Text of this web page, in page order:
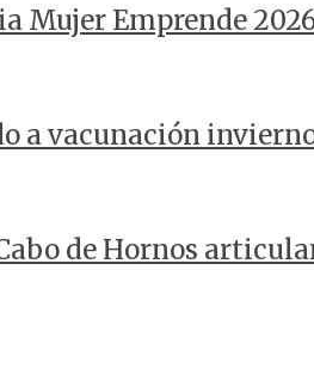
Mujer Emprende
a vacunación
de Hornos